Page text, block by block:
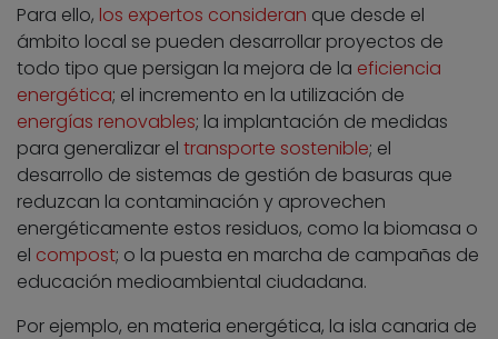
Para ello, los expertos consideran que desde el
ámbito local se pueden desarrollar proyectos de
todo tipo que persigan la mejora de la eficiencia
energética; el incremento en la utilización de
energías renovables; la implantación de medidas
para generalizar el transporte sostenible; el
desarrollo de sistemas de gestión de basuras que
reduzcan la contaminación y aprovechen
energéticamente estos residuos, como la biomasa o
el compost; o la puesta en marcha de campañas de
educación medioambiental ciudadana.
Por ejemplo, en materia energética, la isla canaria de